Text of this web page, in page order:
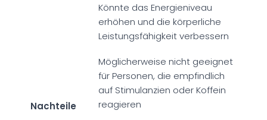
Könnte das Energieniveau
erhöhen und die körperliche
Leistungsfähigkeit verbessern
Nachteile
Möglicherweise nicht geeignet
für Personen, die empfindlich
auf Stimulanzien oder Koffein
reagieren